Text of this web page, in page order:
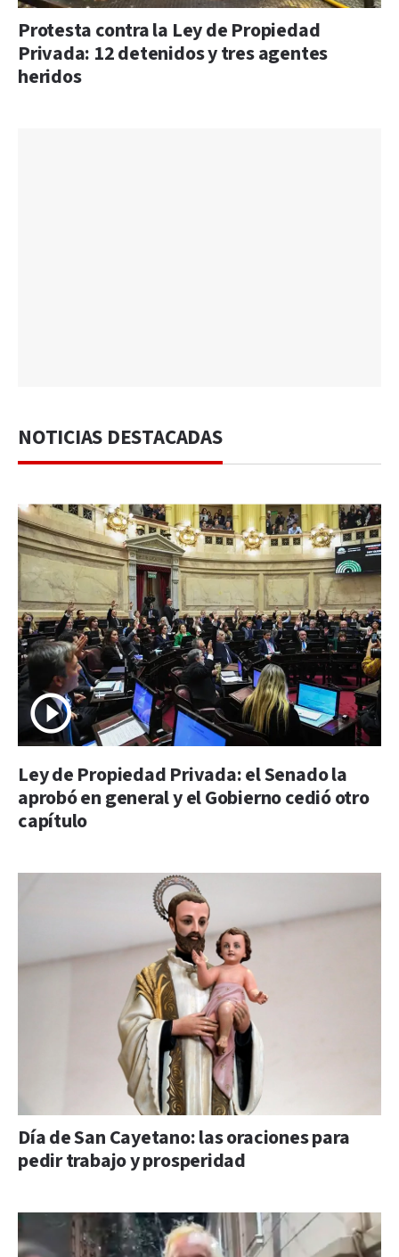
Protesta contra la Ley de Propiedad
Privada: 12 detenidos y tres agentes
heridos
NOTICIAS DESTACADAS
Ley de Propiedad Privada: el Senado la
aprobó en general y el Gobierno cedió otro
capítulo
Día de San Cayetano: las oraciones para
pedir trabajo y prosperidad